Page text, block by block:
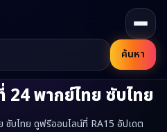
ค้นหา
24พากย์ไทย ซับไทย
ซับไทย ดูฟรีออนไลน์ที่ RA15 อัปเดต